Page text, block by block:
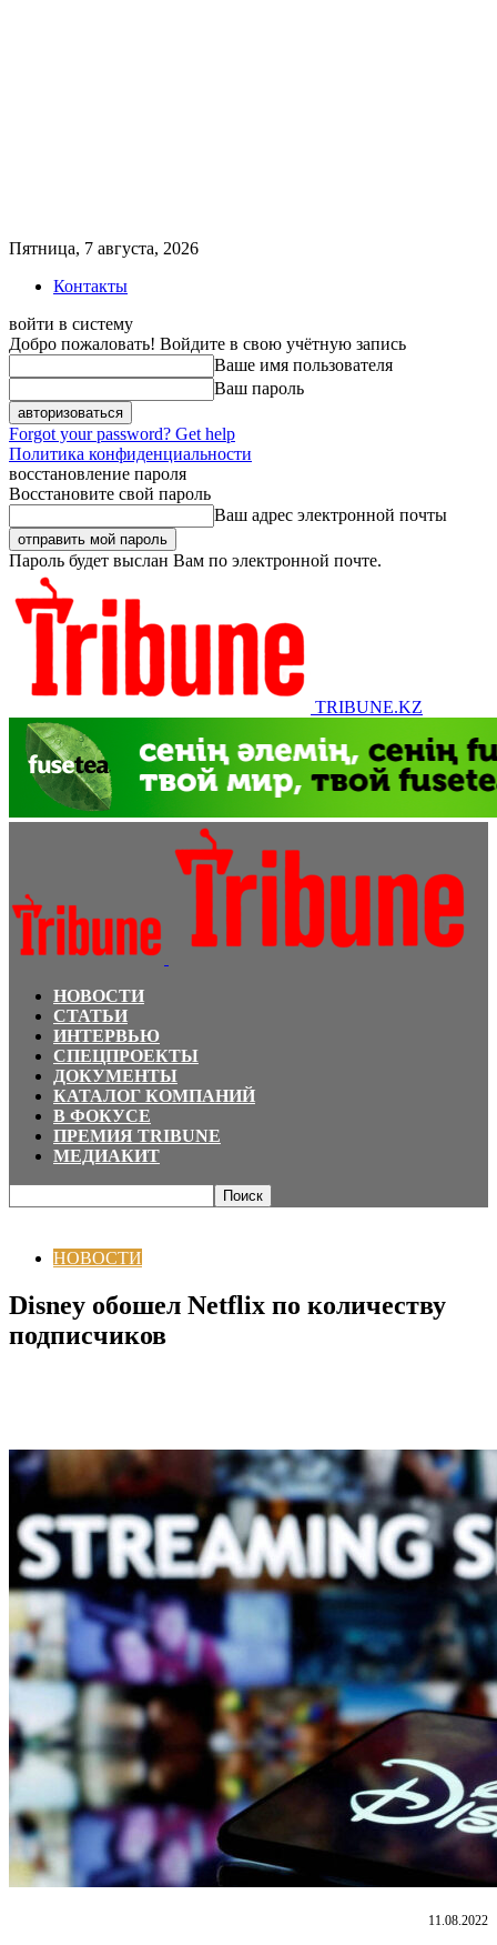
Пятница, 7 августа, 2026
Контакты
войти в систему
Добро пожаловать! Войдите в свою учётную запись
Ваше имя пользователя
Ваш пароль
Forgot your password? Get help
Политика конфиденциальности
восстановление пароля
Восстановите свой пароль
Ваш адрес электронной почты
Пароль будет выслан Вам по электронной почте.
TRIBUNE.KZ
НОВОСТИ
СТАТЬИ
ИНТЕРВЬЮ
СПЕЦПРОЕКТЫ
ДОКУМЕНТЫ
КАТАЛОГ КОМПАНИЙ
В ФОКУСЕ
ПРЕМИЯ TRIBUNE
МЕДИАКИТ
НОВОСТИ
Disney обошел Netflix по количеству
подписчиков
11.08.2022